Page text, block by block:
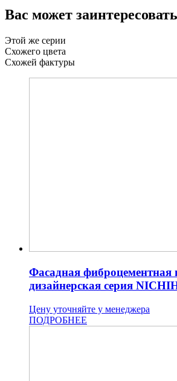
Вас может заинтересовать
Этой же серии
Схожего цвета
Схожей фактуры
Фасадная фиброцементная
дизайнерская серия
Цену уточняйте у менеджера
ПОДРОБНЕЕ